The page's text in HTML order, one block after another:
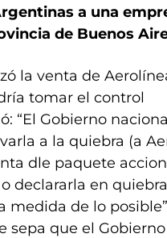
a una
de Buenos
la venta de
tomar el control
“El Gobierno
a la quiebra (a
dle paquete
declararla en
medida de lo
sepa que el